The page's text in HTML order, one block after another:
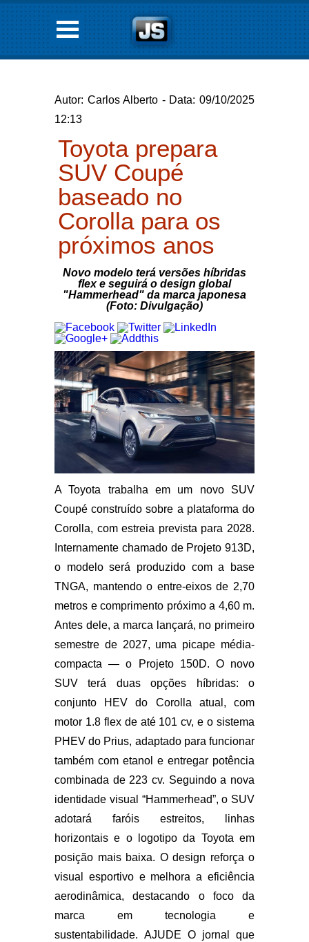
Autor: Carlos Alberto - Data: 09/10/2025
12:13
Toyota prepara
SUV Coupé
baseado no
Corolla para os
próximos anos
Novo modelo terá versões híbridas
flex e seguirá o design global
"Hammerhead" da marca japonesa
(Foto: Divulgação)
A Toyota trabalha em um novo SUV
Coupé construído sobre a plataforma do
Corolla, com estreia prevista para 2028.
Internamente chamado de Projeto 913D,
o modelo será produzido com a base
TNGA, mantendo o entre-eixos de 2,70
metros e comprimento próximo a 4,60 m.
Antes dele, a marca lançará, no primeiro
semestre de 2027, uma picape média-
compacta — o
Projeto 150D. O novo
SUV terá duas opções híbridas: o
conjunto
HEV do Corolla atual, com
motor 1.8 flex de até 101 cv, e o sistema
PHEV do Prius, adaptado para funcionar
também com etanol e entregar potência
combinada de 223 cv. Seguindo a nova
identidade visual “Hammerhead”, o SUV
adotará faróis estreitos, linhas
horizontais e o logotipo da Toyota em
posição mais baixa. O design reforça o
visual esportivo e melhora a eficiência
aerodinâmica, destacando o foco da
marca em tecnologia e
sustentabilidade. AJUDE O jornal que